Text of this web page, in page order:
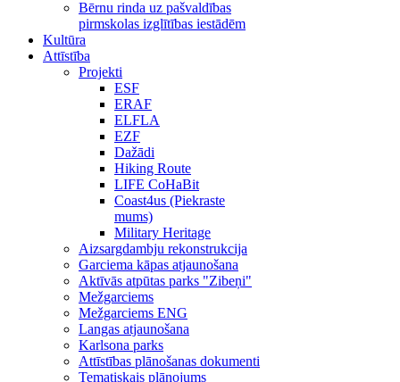
Bērnu rinda uz pašvaldības
pirmskolas izglītības iestādēm
Kultūra
Attīstība
Projekti
ESF
ERAF
ELFLA
EZF
Dažādi
Hiking Route
LIFE CoHaBit
Coast4us (Piekraste
mums)
Military Heritage
Aizsargdambju rekonstrukcija
Garciema kāpas atjaunošana
Aktīvās atpūtas parks "Zibeņi"
Mežgarciems
Mežgarciems ENG
Langas atjaunošana
Karlsona parks
Attīstības plānošanas dokumenti
Tematiskais plānojums